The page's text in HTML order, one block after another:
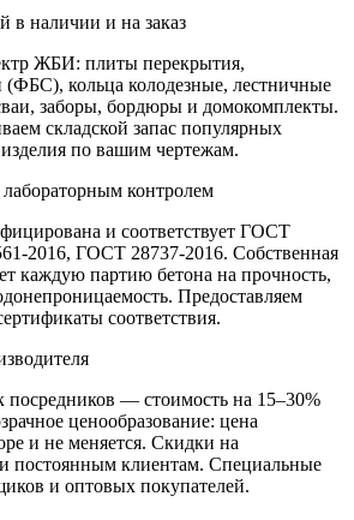
в наличии и на заказ
ЖБИ: плиты перекрытия,
кольца колодезные, лестничные
заборы, бордюры и домокомплекты.
складской запас популярных
по вашим чертежам.
контролем
и соответствует ГОСТ
2016, ГОСТ 28737-2016. Собственная
каждую партию бетона на прочность,
Предоставляем
соответствия.
посредников — стоимость на 15–30%
ценообразование: цена
и не меняется. Скидки на
постоянным клиентам. Специальные
и оптовых покупателей.